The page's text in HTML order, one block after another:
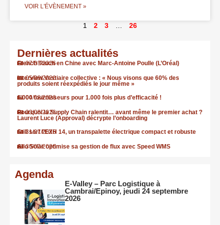
VOIR L'ÉVÈNEMENT »
1 2 3 26
Dernières actualités
07/08/2026
French Touch en Chine avec Marc-Antoine Poulle (L’Oréal)
05/08/2026
Interview Vestiaire collective : « Nous visons que 60% des
produits soient réexpédiés le jour même »
04/08/2026
1.000 fournisseurs pour 1.000 fois plus d’efficacité !
03/08/2026
Pourquoi la Supply Chain ralentit… avant même le premier achat ?
Laurent Luce (Approval) décrypte l’onboarding
31/07/2026
Still sort l’EXH 14, un transpalette électrique compact et robuste
30/07/2026
Allo Solar optimise sa gestion de flux avec Speed WMS
Agenda
E-Valley – Parc Logistique à
Cambrai/Epinoy, jeudi 24 septembre
2026